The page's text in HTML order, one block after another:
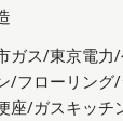
ガス/東京電力
/フローリング
座/ガスキッチ